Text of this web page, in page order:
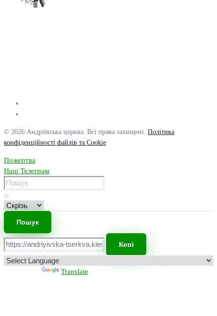
© 2026 Андріївська церква. Всі права захищені. Політика
конфіденційності файлів та Cookie
Пожертва
Наш Телеграм
із
Копі
Translate